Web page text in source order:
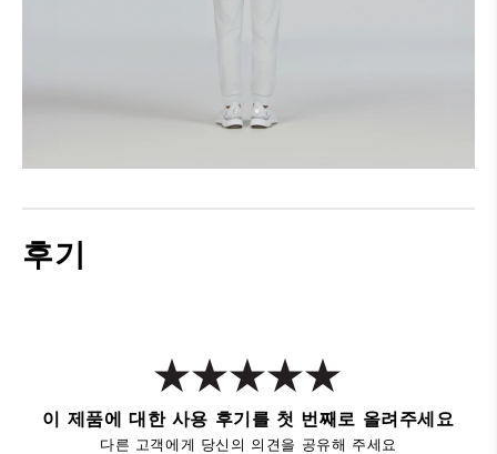
후기
이 제품에 대한 사용 후기를 첫 번째로 올려주세요
다른 고객에게 당신의 의견을 공유해 주세요